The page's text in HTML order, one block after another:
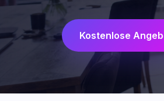
Kostenlose